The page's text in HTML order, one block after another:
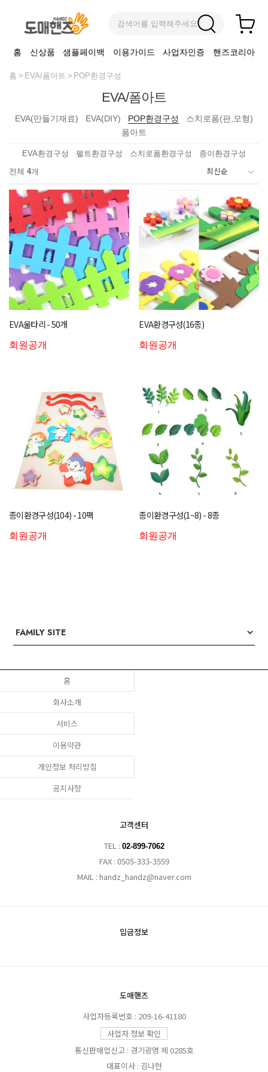
검색어를 입력해주세요
홈 신상품 샘플페이백 이용가이드 사업자인증 핸즈코리아
홈 EVA/폼아트 POP환경구성
EVA/폼아트
EVA(만들기재료) EVA(DIY) POP환경구성
스치로폼(판,모형)
폼아트
EVA환경구성 펠트환경구성 스치로폼환경구성 종이환경구성
전체 4개
EVA울타리 - 50개
회원공개
EVA환경구성(16종)
회원공개
종이환경구성(104) - 10팩
회원공개
종이환경구성(1~8) - 8종
회원공개
홈
회사소개
서비스
이용약관
개인정보 처리방침
공지사항
고객센터
TEL : 02-899-7062
FAX : 0505-333-3559
MAIL : handz_handz@naver.com
입금정보
도매핸즈
사업자등록번호 : 209-16-41180
사업자 정보 확인
통신판매업신고 : 경기광명 제 0285호
대표이사 : 김나현